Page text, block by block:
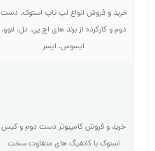
خرید و فروش انواع لپ تاپ استوک، دست
دوم و کارکرده از برند های اچ پی، دل، لنوو،
ایسوس، ایسر
خرید و فروش کامپیوتر دست دوم و کیس
استوک با کانفیگ های متفاوت سخت